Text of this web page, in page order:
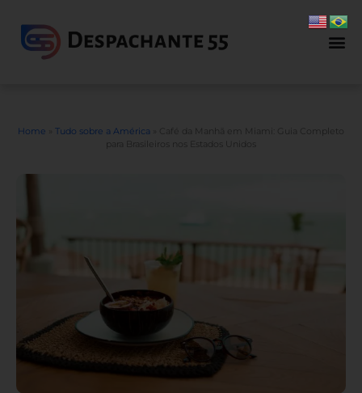
Home Tudo sobre a América
Café da Manhã em Miami: Guia Completo
para Brasileiros nos Estados Unidos